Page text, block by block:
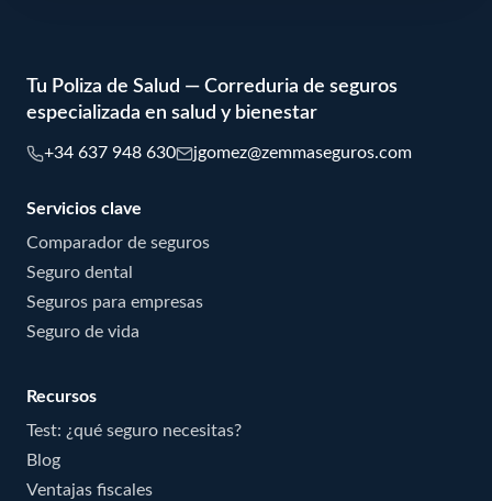
Tu Poliza de Salud — Correduria de seguros
especializada en salud y bienestar
+34 637 948 630 jgomez@zemmaseguros.com
Servicios clave
Comparador de seguros
Seguro dental
Seguros para empresas
Seguro de vida
Recursos
Test: ¿qué seguro necesitas?
Blog
Ventajas fiscales